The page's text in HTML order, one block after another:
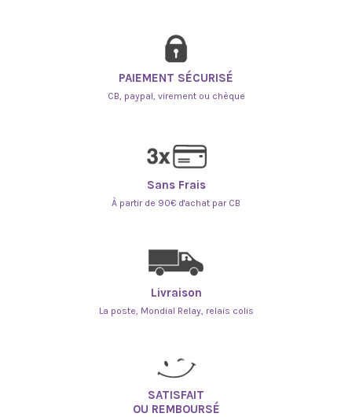
PAIEMENT SÉCURISÉ
CB, paypal, virement ou chèque
Sans Frais
À partir de 90€ d'achat par CB
Livraison
La poste, Mondial Relay, relais colis
SATISFAIT
OU REMBOURSÉ